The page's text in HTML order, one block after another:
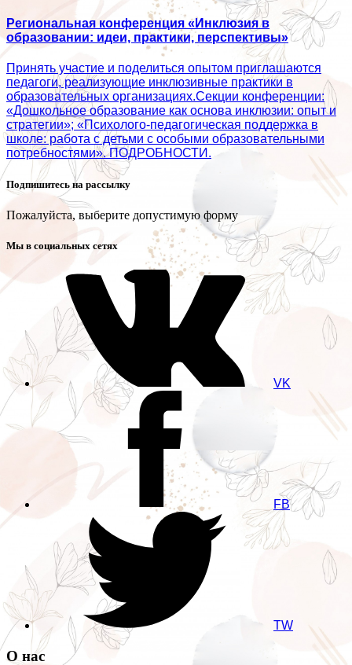
Региональная конференция «Инклюзия в
образовании: идеи, практики, перспективы»
Принять участие и поделиться опытом приглашаются
педагоги, реализующие инклюзивные практики в
образовательных организациях.Секции конференции:
«Дошкольное образование как основа инклюзии: опыт и
стратегии»; «Психолого‑педагогическая поддержка в
школе: работа с детьми с особыми образовательными
потребностями». ПОДРОБНОСТИ.
Подпишитесь на рассылку
Пожалуйста, выберите допустимую форму
Мы в социальных сетях
VK
FB
TW
О нас